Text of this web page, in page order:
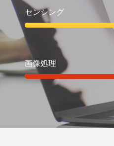
センシング
画像処理